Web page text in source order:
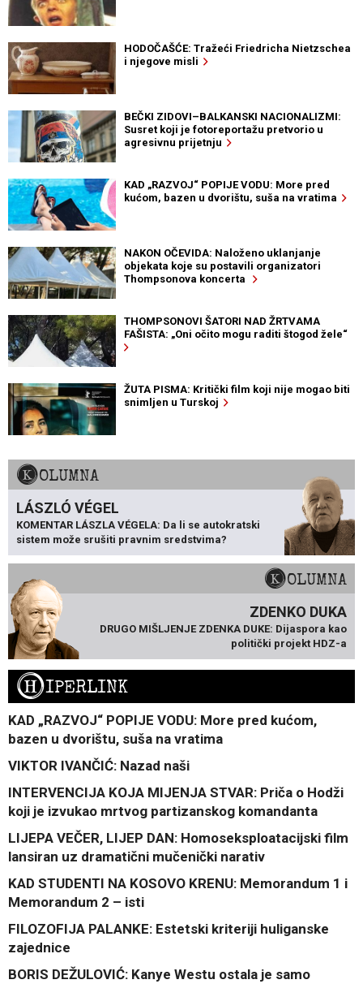
HODOČAŠĆE: Tražeći Friedricha Nietzschea
i njegove misli
BEČKI ZIDOVI–BALKANSKI NACIONALIZMI:
Susret koji je fotoreportažu pretvorio u
agresivnu prijetnju
KAD „RAZVOJ“ POPIJE VODU: More pred
kućom, bazen u dvorištu, suša na vratima
NAKON OČEVIDA: Naloženo uklanjanje
objekata koje su postavili organizatori
Thompsonova koncerta
THOMPSONOVI ŠATORI NAD ŽRTVAMA
FAŠISTA: „Oni očito mogu raditi štogod žele“
ŽUTA PISMA: Kritički film koji nije mogao biti
snimljen u Turskoj
KOLUMNA
LÁSZLÓ VÉGEL
KOMENTAR LÁSZLA VÉGELA: Da li se autokratski
sistem može srušiti pravnim sredstvima?
KOLUMNA
ZDENKO DUKA
DRUGO MIŠLJENJE ZDENKA DUKE: Dijaspora kao
politički projekt HDZ-a
HIPERLINK
KAD „RAZVOJ“ POPIJE VODU: More pred kućom,
bazen u dvorištu, suša na vratima
VIKTOR IVANČIĆ: Nazad naši
INTERVENCIJA KOJA MIJENJA STVAR: Priča o Hodži
koji je izvukao mrtvog partizanskog komandanta
LIJEPA VEČER, LIJEP DAN: Homoseksploatacijski film
lansiran uz dramatični mučenički narativ
KAD STUDENTI NA KOSOVO KRENU: Memorandum 1 i
Memorandum 2 – isti
FILOZOFIJA PALANKE: Estetski kriteriji huliganske
zajednice
BORIS DEŽULOVIĆ: Kanye Westu ostala je samo